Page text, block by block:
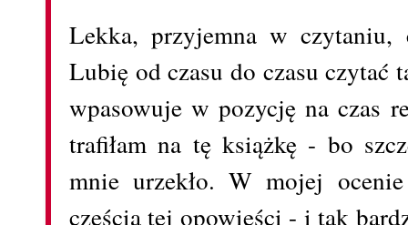
Lekka, przyjemna w czytaniu,
Lubię od czasu do czasu czytać
wpasowuje w pozycję na czas
trafiłam na tę książkę - bo
mnie urzekło. W mojej
częścią tej opowieści - i tak